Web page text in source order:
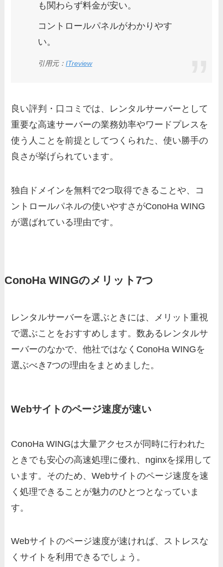
も関わらず料金が安い。
コントロールパネルがわかりやす
い。
引用元：ITreview
良い評判・口コミでは、レンタルサーバーとして
重要な高速サーバーの業務効率やワードプレスを
使う人ことを前提としてつくられた、使い勝手の
良さが挙げられています。
独自ドメインを無料で2つ取得できることや、コ
ントロールパネルの使いやすさがConoHa WING
が選ばれている理由です。
ConoHa WINGのメリット7つ
レンタルサーバーを選ぶときには、メリット重視
で選ぶことをおすすめします。数あるレンタルサ
ーバーのなかで、他社ではなくConoHa WINGを
選ぶべき7つの理由をまとめました。
Webサイトのページ速度が速い
ConoHa WINGは大量アクセスが同時に行われた
ときでも安心の高速処理に優れ、nginxを採用して
います。そのため、Webサイトのページ速度を速
く処理できることが魅力のひとつとなっていま
す。
Webサイトのページ速度が速ければ、ストレスな
くサイトを利用できるでしょう。